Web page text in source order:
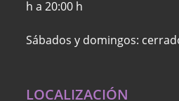
h a 20:00 h
Sábados y domingos:
LOCALIZACIÓN